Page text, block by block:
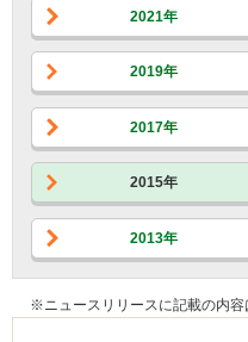
2021年
2019年
2017年
2015年
2013年
※ニュースリリースに記載の内容